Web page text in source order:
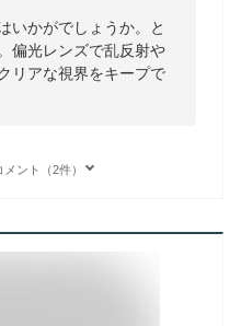
いかがでしょうか。と
偏光レンズで乱反射や
リアな視界をキープで
ント（2件）